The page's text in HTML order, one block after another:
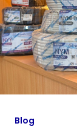
Blog